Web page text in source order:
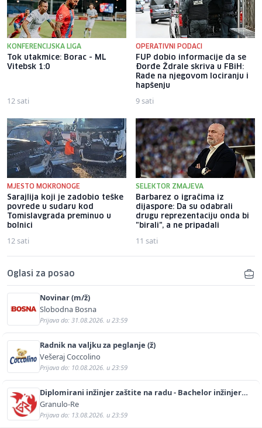
KONFERENCIJSKA LIGA
Tok utakmice: Borac - ML
Vitebsk 1:0
12 sati
OPERATIVNI PODACI
FUP dobio informacije da se
Đorđe Ždrale skriva u FBiH:
Rade na njegovom lociranju i
hapšenju
9 sati
MJESTO MOKRONOGE
Sarajlija koji je zadobio teške
povrede u sudaru kod
Tomislavgrada preminuo u
bolnici
12 sati
SELEKTOR ZMAJEVA
Barbarez o igračima iz
dijaspore: Da su odabrali
drugu reprezentaciju onda bi
"birali", a ne pripadali
11 sati
Oglasi za posao
Novinar (m/ž)
Slobodna Bosna
Prijava do: 31.08.2026. u 23:59
Radnik na valjku za peglanje (ž)
Vešeraj Coccolino
Prijava do: 10.08.2026. u 23:59
Diplomirani inžinjer zaštite na radu - Bachelor inžinjer
sigurnosti i pomoći (m/ž)
Granulo-Re
Prijava do: 13.08.2026. u 23:59